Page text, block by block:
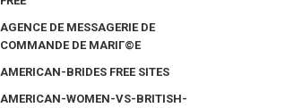
AGENCE DE MESSAGERIE DE
COMMANDE DE MARIГ©E
AMERICAN-BRIDES FREE SITES
AMERICAN-WOMEN-VS-BRITISH-